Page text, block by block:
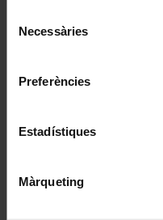
Necessàries
Preferències
Estadístiques
Màrqueting